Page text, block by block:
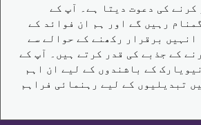
کرنے کی دعوت دیتا ہے۔ آپ کے
رہیں گے اور ہم ان فوائد کے
انہیں برقرار رکھنے کے حوالے سے
کے جذبے کی قدر کرتے ہیں۔ آپ کے
کے باشندوں کے لیے ان اہم
تبدیلیوں کے لیے رہنمائی فراہم